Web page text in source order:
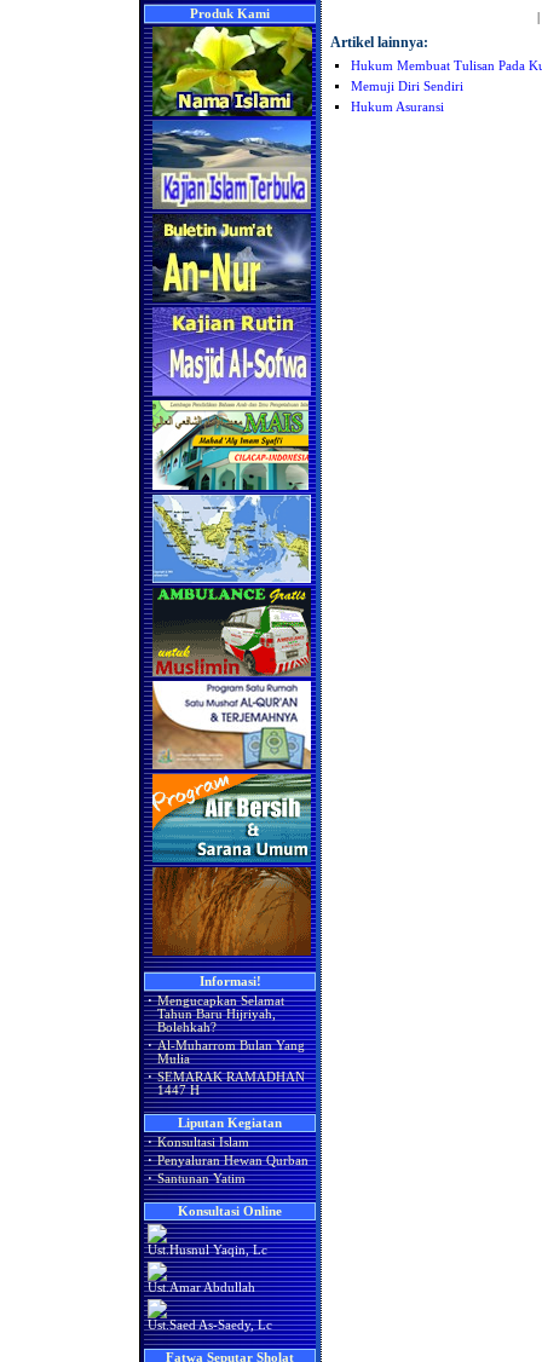
Produk Kami
Informasi!
· Mengucapkan Selamat
Tahun Baru Hijriyah,
Bolehkah?
· Al-Muharrom Bulan Yang
Mulia
· SEMARAK RAMADHAN
1447 H
Liputan Kegiatan
· Konsultasi Islam
· Penyaluran Hewan Qurban
· Santunan Yatim
Konsultasi Online
Ust.Husnul Yaqin, Lc
Ust.Amar Abdullah
Ust.Saed As-Saedy, Lc
Fatwa Seputar Sholat
Artikel lainnya:
Hukum Membuat Tulisan Pada
Memuji Diri Sendiri
Hukum Asuransi